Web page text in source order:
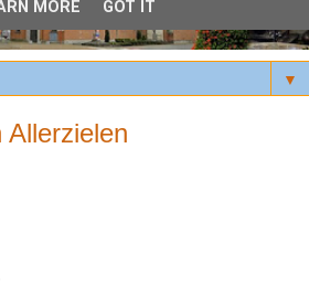
▼
Allerzielen
MORE GOT IT